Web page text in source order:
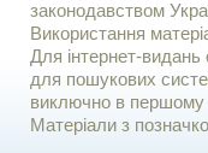
законодавством
Використання
Для iнтернет-видань
для пошукових
виключно в першому
Матеріали з